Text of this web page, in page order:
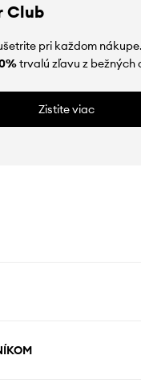
Club
pri každom
trvalú zľavu z bežných
Zistite viac